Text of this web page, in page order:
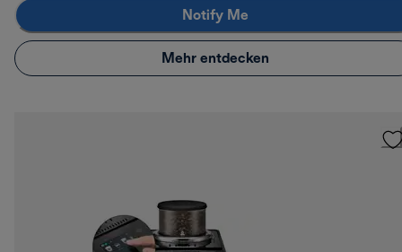
Notify Me
Mehr entdecken